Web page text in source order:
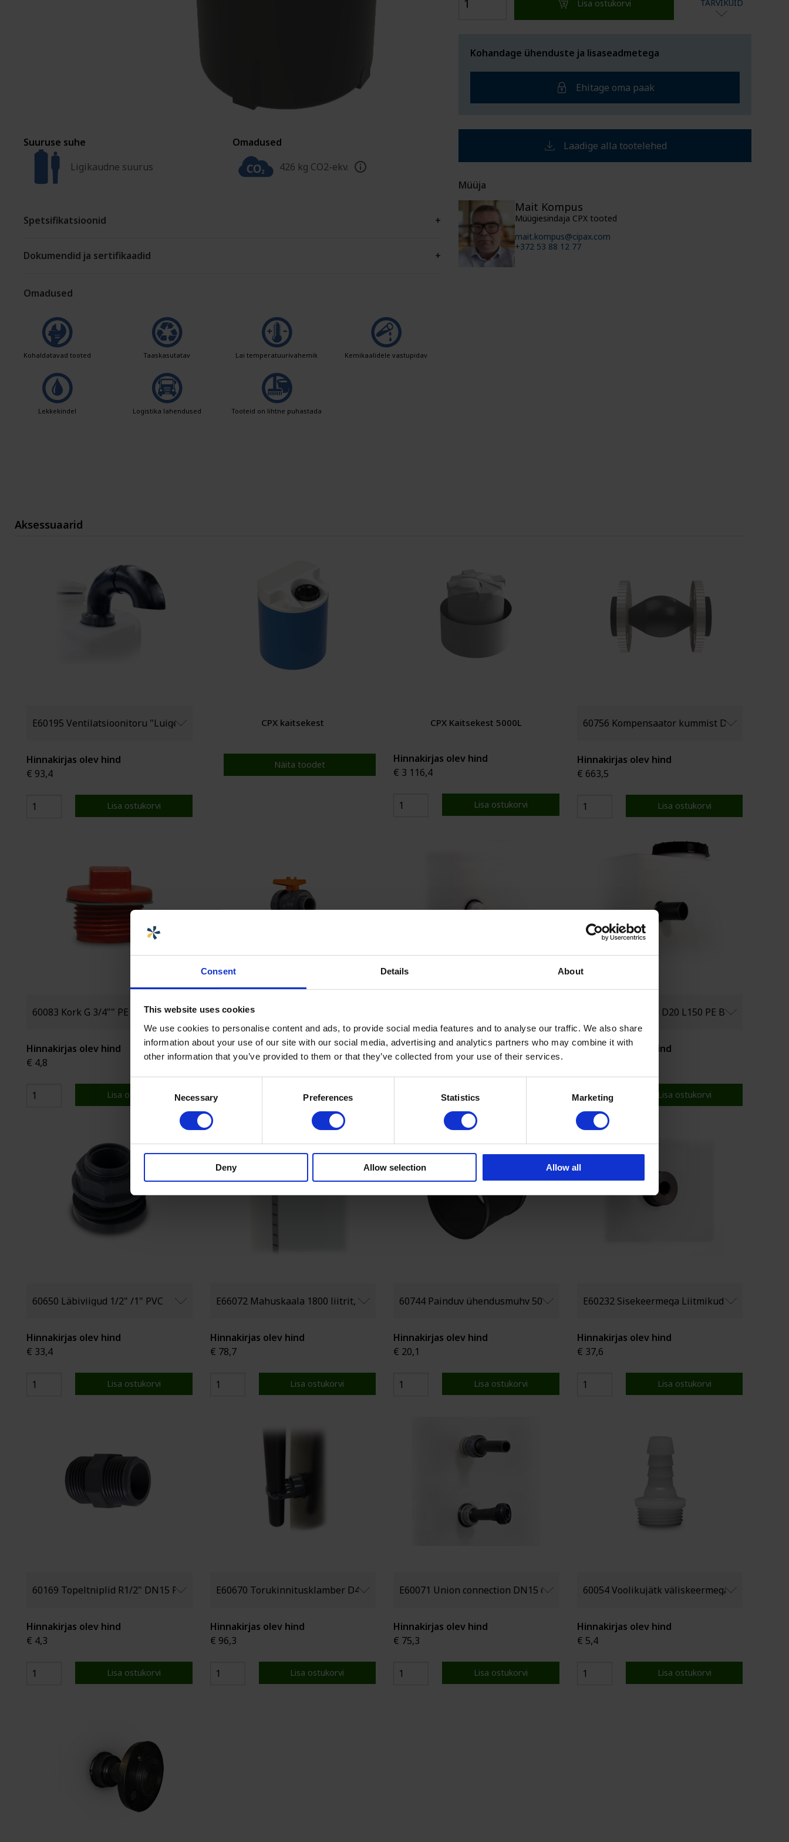
Consent Details About
This website uses cookies
We use cookies to personalise content and ads, to provide social media features and to analyse our traffic. We also share
information about your use of our site with our social media, advertising and analytics partners who may combine it with
other information that you’ve provided to them or that they’ve collected from your use of their services.
Consent
Necessary Preferences Statistics Marketing
Deny Allow selection Allow all
ERITELLIMUSEL VALMISTATUD
TUGI
Suuruse suhe
Ligikaudne suurus
Omadused
426 kg CO2-ekv.
Spetsifikatsioonid +
Dokumendid ja sertifikaadid +
Omadused
Kohaldatavad tooted Taaskasutatav Lai temperatuurivahemik Kemikaalidele vastupidav
Lekkekindel Logistika lahendused Tooteid on lihtne puhastada
Lisa ostukorvi
TARVIKUID
Kohandage ühenduste ja lisaseadmetega
Ehitage oma paak
Laadige alla tootelehed
Müüja
Mait Kompus
Müügiesindaja CPX tooted
mait.kompus@cipax.com
+372 53 88 12 77
Aksessuaarid
Hinnakirjas olev hind
€ 93,4
Lisa ostukorvi
CPX kaitsekest
Näita toodet
CPX Kaitsekest 5000L
Hinnakirjas olev hind
€ 3 116,4
Lisa ostukorvi
Hinnakirjas olev hind
€ 663,5
Lisa ostukorvi
Hinnakirjas olev hind
€ 4,8
Lisa ostukorvi
Hinnakirjas olev hind
€ 68,2
Lisa ostukorvi
Hinnakirjas olev hind
€ 25,1
Lisa ostukorvi
Hinnakirjas olev hind
Lisa ostukorvi
Hinnakirjas olev hind
€ 33,4
Lisa ostukorvi
Hinnakirjas olev hind
€ 78,7
Lisa ostukorvi
Hinnakirjas olev hind
€ 20,1
Lisa ostukorvi
Hinnakirjas olev hind
€ 37,6
Lisa ostukorvi
Hinnakirjas olev hind
€ 4,3
Lisa ostukorvi
Hinnakirjas olev hind
€ 96,3
Lisa ostukorvi
Hinnakirjas olev hind
€ 75,3
Lisa ostukorvi
Hinnakirjas olev hind
€ 5,4
Lisa ostukorvi